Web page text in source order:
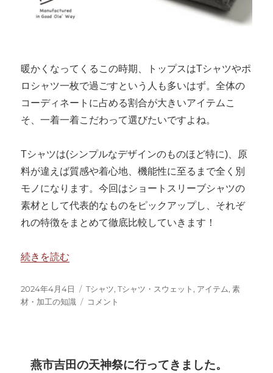
暖かくなってくるこの時期、トップスはTシャツやポ
ロシャツ一枚で過ごすという人も多いはず。全体の
コーディネートに占める割合が大きいアイテムこ
そ、一着一着こだわって選びたいですよね。
Tシャツは(シンプルなデザインのものほど特に)、原
料が違えば質感や着心地、機能性に至るまで全く別
モノになります。今回はショートスリーブシャツの
素材として代表的なものをピックアップし、それぞ
れの特徴をまとめて徹底比較していきます！
“夏場のシャツ生地の選び方とは？素材別に徹底比較！” の
続きを読む
投
稿
2024年4月4日
カ
テ
Tシャツ,Tシャツ・スウェット , アイテム,素
材・加工の知識
夏
ツ
コメント
燕市吉田の天神祭に行ってきました。